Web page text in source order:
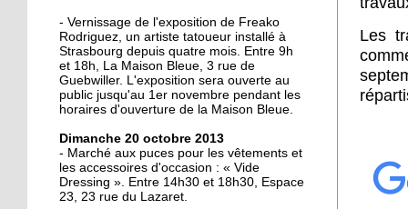
Christian Wahl obtient la
baguette d'or 2013
11 octobre 2013
la tête de la grande
mosquée
11 octobre 2013
- Vernissage de l'exposition de Freako
Rodriguez, un artiste tatoueur installé à
Strasbourg depuis quatre mois. Entre 9h
et 18h, La Maison Bleue, 3 rue de
Guebwiller. L'exposition sera ouverte au
public jusqu'au 1er novembre pendant les
horaires d'ouverture de la Maison Bleue.
Dimanche 20 octobre 2013
- Marché aux puces pour les vêtements et
les accessoires d'occasion : « Vide
Dressing ». Entre 14h30 et 18h30, Espace
23, 23 rue du Lazaret.
Les